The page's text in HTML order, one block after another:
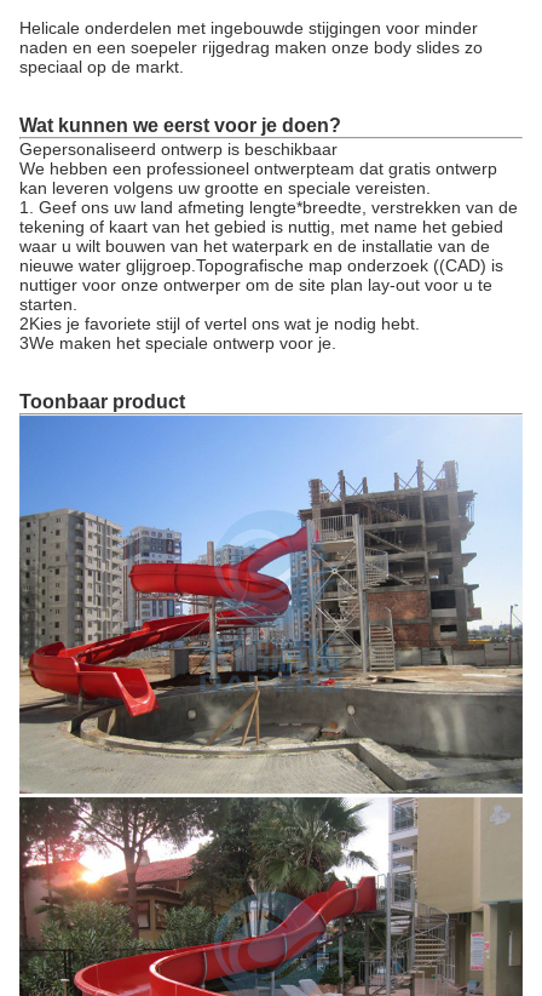
Helicale onderdelen met ingebouwde stijgingen voor minder
naden en een soepeler rijgedrag maken onze body slides zo
speciaal op de markt.
Wat kunnen we eerst voor je doen?
Gepersonaliseerd ontwerp is beschikbaar
We hebben een professioneel ontwerpteam dat gratis ontwerp
kan leveren volgens uw grootte en speciale vereisten.
1. Geef ons uw land afmeting lengte*breedte, verstrekken van de
tekening of kaart van het gebied is nuttig, met name het gebied
waar u wilt bouwen van het waterpark en de installatie van de
nieuwe water glijgroep.Topografische map onderzoek ((CAD) is
nuttiger voor onze ontwerper om de site plan lay-out voor u te
starten.
2Kies je favoriete stijl of vertel ons wat je nodig hebt.
3We maken het speciale ontwerp voor je.
Toonbaar product